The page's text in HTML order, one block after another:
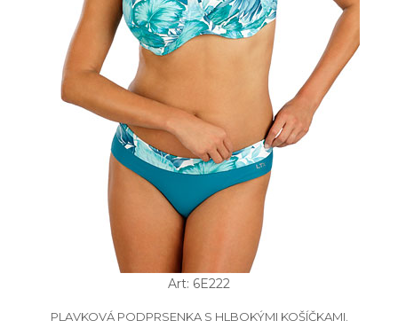
Art: 6E222
PLAVKOVÁ PODPRSENKA S HLBOKÝMI KOŠÍČKAMI.